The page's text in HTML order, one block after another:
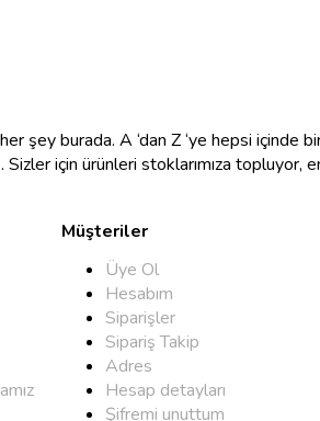
her şey burada. A ‘dan Z ‘ye hepsi
Sizler için ürünleri stoklarımıza
Müşteriler
Üye Ol
Hesabım
Siparişler
Sipariş Takip
Adres
Hesap detayları
Şifremi unuttum